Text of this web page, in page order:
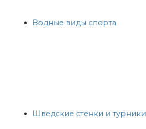
Водные виды спорта
Шведские стенки и турники